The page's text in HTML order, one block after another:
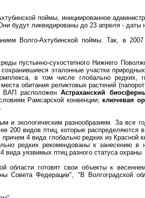
поймы, инициированное
будут ликвидированы до 23 апреля - даты
Волго-Ахтубинской поймы. Так, в
пустынно-сухостепного Нижнего
эталонные участки
в том числе глобально редких,
обитания реликтовых растений
ВАП расположен Астраханский
Рамсарской конвенции; ключевая
и экологическим разнообразием. За все
200 видов птиц, которые распределяются
4 вида глобально редких из
редких рекомендованы к занесению в
вида уязвимых птиц разного статуса охраны.
области готовят свои объекты к
Совета Федерации", "В Волгоградской